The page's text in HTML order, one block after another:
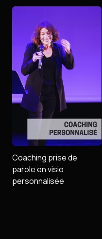
S'abonner
Contact
Installer l’application
Newsletter
Coaching prise de
parole en visio
personnalisée